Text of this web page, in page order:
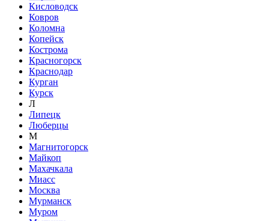
Кисловодск
Ковров
Коломна
Копейск
Кострома
Красногорск
Краснодар
Курган
Курск
Л
Липецк
Люберцы
М
Магнитогорск
Майкоп
Махачкала
Миасс
Москва
Мурманск
Муром